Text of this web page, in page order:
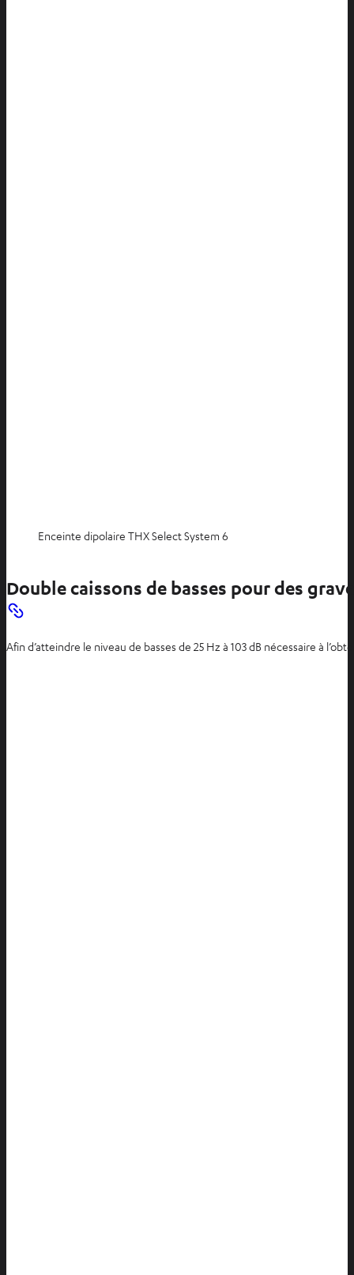
Enceinte dipolaire THX Select System 6
Double caissons de basses pour des
Afin d’atteindre le niveau de basses de 25 Hz à 103 dB nécessaire à